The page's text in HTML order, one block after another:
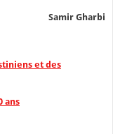
Samir Gharbi
et des
ans